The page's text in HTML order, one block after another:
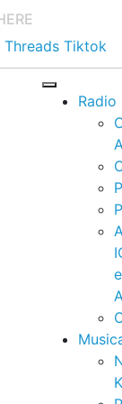
Threads Tiktok
Radio
e